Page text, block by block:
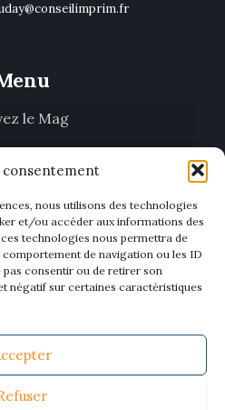
nous utilisons des technologies
et/ou accéder aux informations des
technologies nous permettra de
de navigation ou les ID
pas consentir ou de retirer son
négatif sur certaines caractéristiques
le Mag
contacter